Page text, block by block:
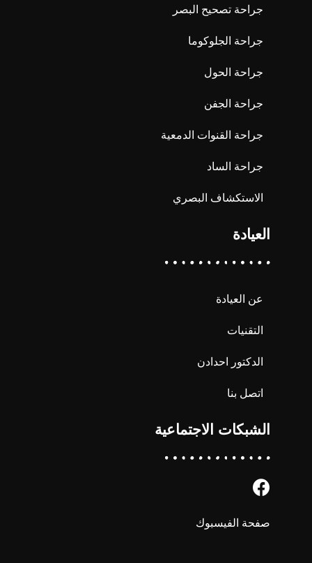
جراحة تصحيح البصر
جراحة الجلوكوما
جراحة الحول
جراحة الجفن
جراحة القنوات الدمعية
جراحة الساد
الاستكشاف البصري
العيادة
عن العيادة
التقنيات
الدكتور احدادن
اتصل بنا
الشبكات الاجتماعية
صفحة الفيسبوك